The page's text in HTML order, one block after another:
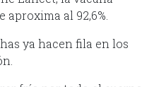
al 92,6%.
ya hacen fila en los